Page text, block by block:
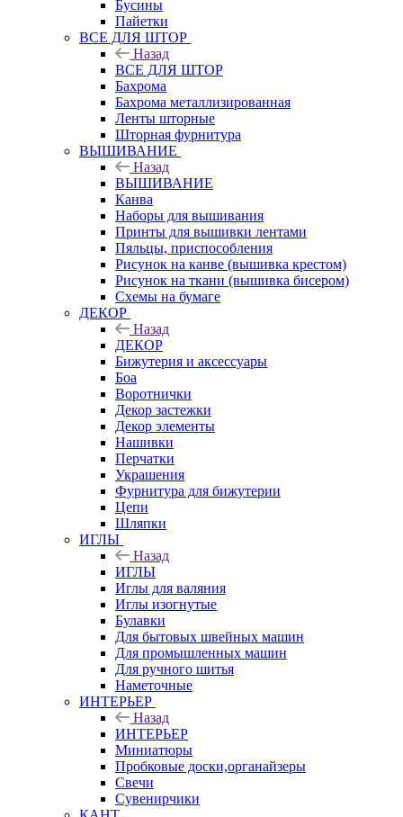
Бусины
Пайетки
ВСЕ ДЛЯ ШТОР
Назад
ВСЕ ДЛЯ ШТОР
Бахрома
Бахрома металлизированная
Ленты шторные
Шторная фурнитура
ВЫШИВАНИЕ
Назад
ВЫШИВАНИЕ
Канва
Наборы для вышивания
Принты для вышивки лентами
Пяльцы, приспособления
Рисунок на канве (вышивка крестом)
Рисунок на ткани (вышивка бисером)
Схемы на бумаге
ДЕКОР
Назад
ДЕКОР
Бижутерия и аксессуары
Боа
Воротнички
Декор застежки
Декор элементы
Нашивки
Перчатки
Украшения
Фурнитура для бижутерии
Цепи
Шляпки
ИГЛЫ
Назад
ИГЛЫ
Иглы для валяния
Иглы изогнутые
Булавки
Для бытовых швейных машин
Для промышленных машин
Для ручного шитья
Наметочные
ИНТЕРЬЕР
Назад
ИНТЕРЬЕР
Миниатюры
Пробковые доски,органайзеры
Свечи
Сувенирчики